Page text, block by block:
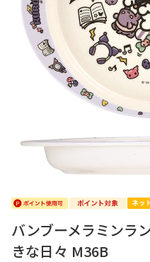
バンブーメラミンラ
きな日々 M36B